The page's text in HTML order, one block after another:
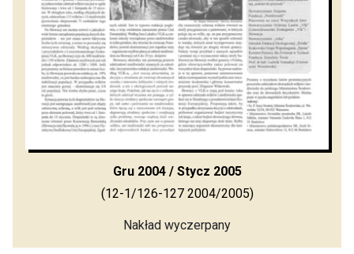
Gru 2004 / Stycz 2005
(12-1/126-127 2004/2005)
Nakład wyczerpany